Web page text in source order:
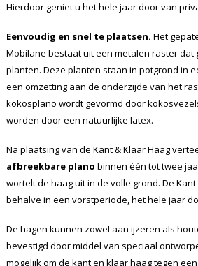
Hierdoor geniet u het hele jaar door van
Eenvoudig en snel te plaatsen. Het
Mobilane bestaat uit een metalen raster dat
planten. Deze planten staan in potgrond in
een omzetting aan de onderzijde van het
kokosplano wordt gevormd door
worden door een natuurlijke latex.
Na plaatsing van de Kant & Klaar Haag
afbreekbare plano binnen één tot twee
wortelt de haag uit in de volle grond. De
behalve in een vorstperiode, het hele jaar
De hagen kunnen zowel aan ijzeren als
bevestigd door middel van speciaal
mogelijk om de kant en klaar haag tegen